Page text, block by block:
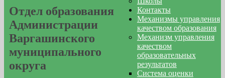
Отдел образования
Администрации
Варгашинского
муниципального
округа
Контакты
Механизмы управления
качеством образования
Механизм управления
качеством
образовательных
результатов
Система оценки